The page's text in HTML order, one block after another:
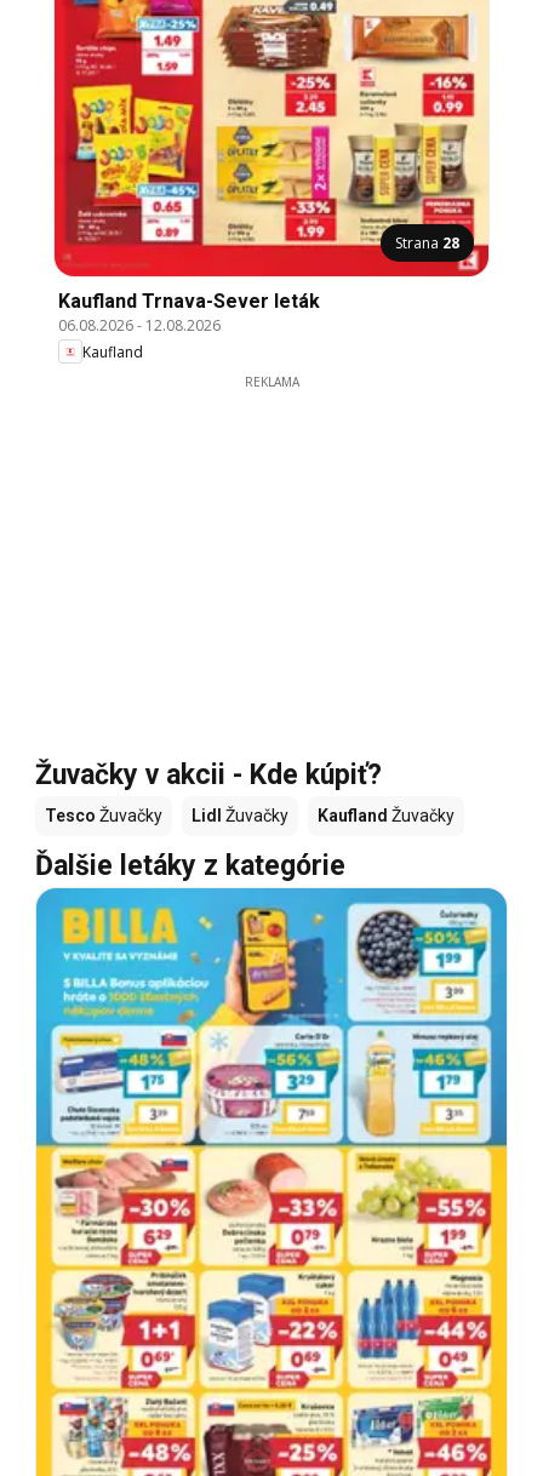
Strana 28
Kaufland Trnava-Sever leták
06.08.2026- 12.08.2026
Kaufland
REKLAMA
Žuvačky v akcii - Kde kúpiť?
Tesco Žuvačky Lidl Žuvačky Kaufland Žuvačky
Ďalšie letáky z kategórie